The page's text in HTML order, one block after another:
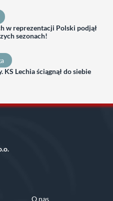
w reprezentacji Polski podjął
sezonach!
Lechia ściągnął do siebie
O nas